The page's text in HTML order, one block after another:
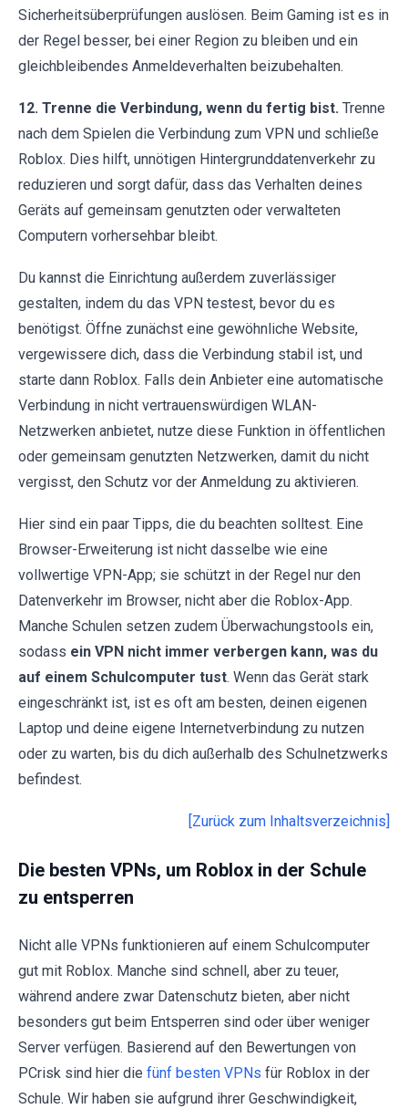
Sicherheitsüberprüfungen auslösen. Beim Gaming ist es in
der Regel besser, bei einer Region zu bleiben und ein
gleichbleibendes Anmeldeverhalten beizubehalten.
12. Trenne die Verbindung, wenn du fertig bist. Trenne
nach dem Spielen die Verbindung zum VPN und schließe
Roblox. Dies hilft, unnötigen Hintergrunddatenverkehr zu
reduzieren und sorgt dafür, dass das Verhalten deines
Geräts auf gemeinsam genutzten oder verwalteten
Computern vorhersehbar bleibt.
Du kannst die Einrichtung außerdem zuverlässiger
gestalten, indem du das VPN testest, bevor du es
benötigst. Öffne zunächst eine gewöhnliche Website,
vergewissere dich, dass die Verbindung stabil ist, und
starte dann Roblox. Falls dein Anbieter eine automatische
Verbindung in nicht vertrauenswürdigen WLAN-
Netzwerken anbietet, nutze diese Funktion in öffentlichen
oder gemeinsam genutzten Netzwerken, damit du nicht
vergisst, den Schutz vor der Anmeldung zu aktivieren.
Hier sind ein paar Tipps, die du beachten solltest. Eine
Browser-Erweiterung ist nicht dasselbe wie eine
vollwertige VPN-App; sie schützt in der Regel nur den
Datenverkehr im Browser, nicht aber die Roblox-App.
Manche Schulen setzen zudem Überwachungstools ein,
sodass ein VPN nicht immer verbergen kann, was du
auf einem Schulcomputer tust. Wenn das Gerät stark
eingeschränkt ist, ist es oft am besten, deinen eigenen
Laptop und deine eigene Internetverbindung zu nutzen
oder zu warten, bis du dich außerhalb des Schulnetzwerks
befindest.
[Zurück zum Inhaltsverzeichnis]
Die besten VPNs, um Roblox in der Schule
zu entsperren
Nicht alle VPNs funktionieren auf einem Schulcomputer
gut mit Roblox. Manche sind schnell, aber zu teuer,
während andere zwar Datenschutz bieten, aber nicht
besonders gut beim Entsperren sind oder über weniger
Server verfügen. Basierend auf den Bewertungen von
PCrisk sind hier die fünf besten VPNs für Roblox in der
Schule. Wir haben sie aufgrund ihrer Geschwindigkeit,